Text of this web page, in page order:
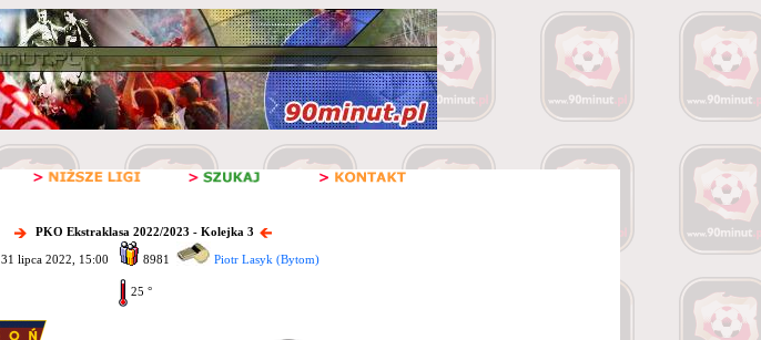
PKO Ekstraklasa 2022/2023 - Kolejka 3
31 lipca 2022, 15:00 8981 Piotr Lasyk (Bytom)
25 °